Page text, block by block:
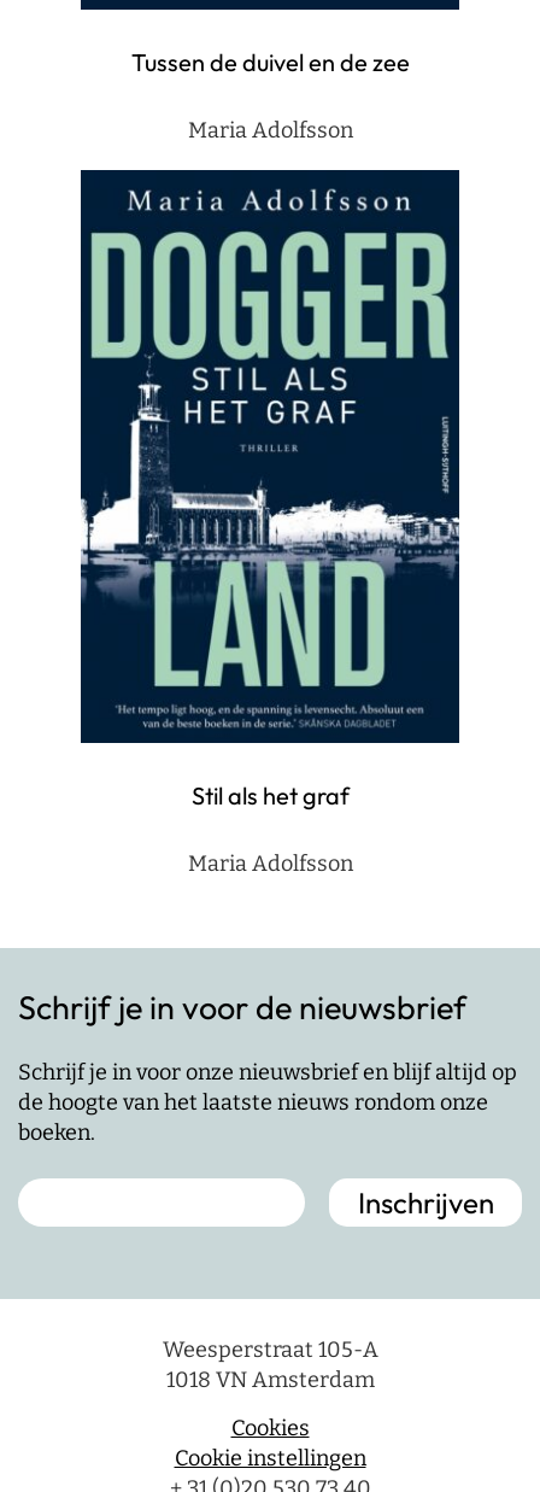
Tussen de duivel en de zee
Maria Adolfsson
Stil als het graf
Maria Adolfsson
Schrijf je in voor de nieuwsbrief
Schrijf je in voor onze nieuwsbrief en blijf altijd op
de hoogte van het laatste nieuws rondom onze
boeken.
Weesperstraat 105-A
1018 VN Amsterdam
Cookies
Cookie instellingen